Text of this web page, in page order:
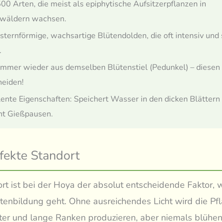
Arten, die meist als epiphytische Aufsitzerpflanzen in
wachsen.
wachsartige Blütendolden, die oft intensiv und
wieder aus demselben Blütenstiel (Pedunkel) –
Eigenschaften: Speichert Wasser in den dicken Blättern
Gießpausen.
Standort
ist bei der Hoya der absolut entscheidende Faktor,
geht. Ohne ausreichendes Licht wird die
und lange Ranken produzieren, aber niemals